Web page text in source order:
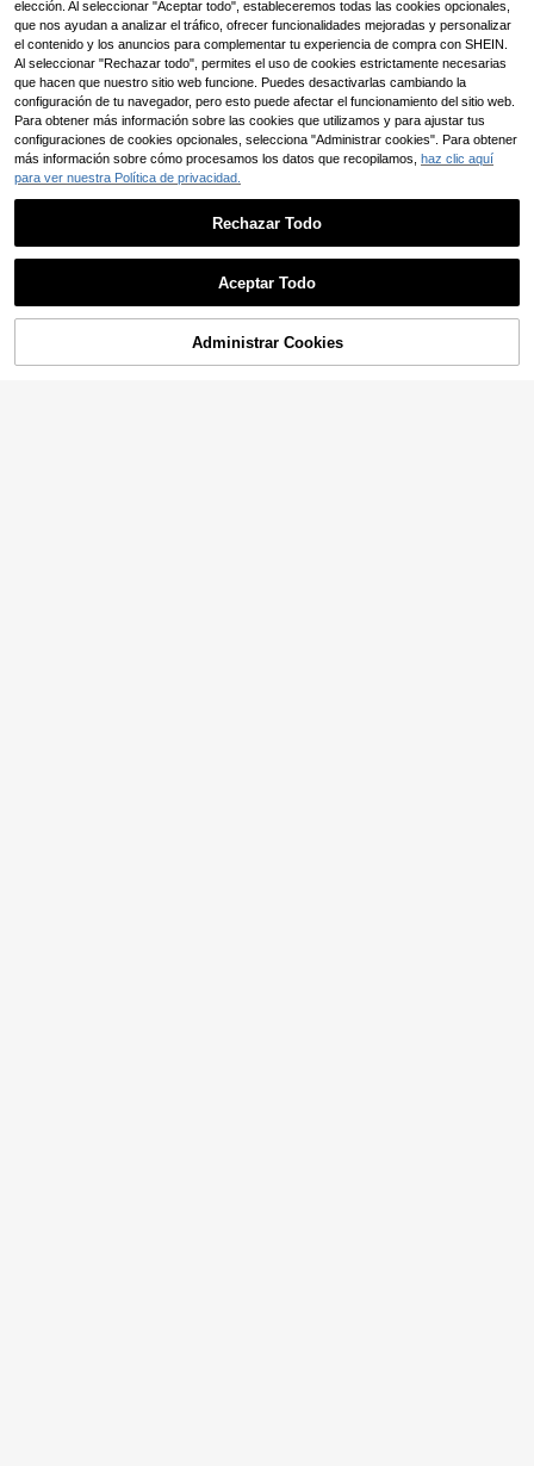
de Arena, Accesorio de Eliminación
de Arena para Playa, Camping, Viaj
es al Aire Libre en Verano
COMPRAR AHORA AÑADIR A LA BOLSA
elección. Al seleccionar "Aceptar todo", estableceremos todas las cookies opcionales,
que nos ayudan a analizar el tráfico, ofrecer funcionalidades mejoradas y personalizar
el contenido y los anuncios para complementar tu experiencia de compra con SHEIN.
Al seleccionar "Rechazar todo", permites el uso de cookies estrictamente necesarias
que hacen que nuestro sitio web funcione. Puedes desactivarlas cambiando la
configuración de tu navegador, pero esto puede afectar el funcionamiento del sitio web.
Para obtener más información sobre las cookies que utilizamos y para ajustar tus
configuraciones de cookies opcionales, selecciona "Administrar cookies". Para obtener
más información sobre cómo procesamos los datos que recopilamos, haz clic aquí
para ver nuestra Política de privacidad.
Rechazar Todo
Aceptar Todo
Administrar Cookies